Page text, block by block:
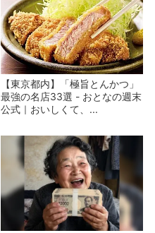
【東京都内】「極旨とんかつ」
最強の名店33選 - おとなの週末
公式｜おいしくて、...